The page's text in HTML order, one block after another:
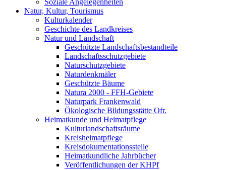
Soziale Angelegenheiten
Natur, Kultur, Tourismus
Kulturkalender
Geschichte des Landkreises
Natur und Landschaft
Geschützte Landschaftsbestandteile
Landschaftsschutzgebiete
Naturschutzgebiete
Naturdenkmäler
Geschützte Bäume
Natura 2000 - FFH-Gebiete
Naturpark Frankenwald
Ökologische Bildungsstätte Ofr.
Heimatkunde und Heimatpflege
Kulturlandschaftsräume
Kreisheimatpflege
Kreisdokumentationsstelle
Heimatkundliche Jahrbücher
Veröffentlichungen der KHPf